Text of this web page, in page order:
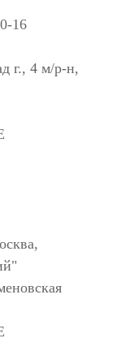
16
г., 4 м/р-н,